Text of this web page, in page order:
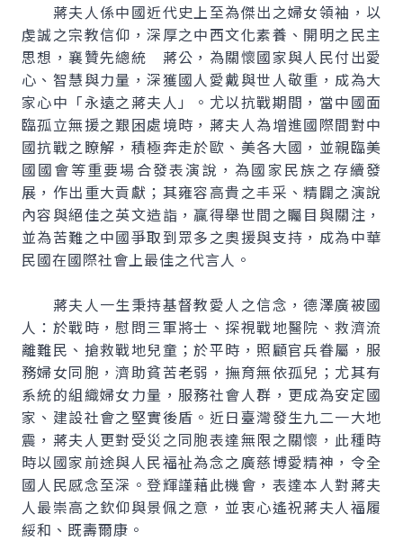
蔣夫人係中國近代史上至為傑出之婦女領袖，以
虔誠之宗教信仰，深厚之中西文化素養、開明之民主
思想，襄贊先總統 蔣公，為關懷國家與人民付出愛
心、智慧與力量，深獲國人愛戴與世人敬重，成為大
家心中「永遠之蔣夫人」。尤以抗戰期間，當中國面
臨孤立無援之艱困處境時，蔣夫人為增進國際間對中
國抗戰之瞭解，積極奔走於歐、美各大國，並親臨美
國國會等重要場合發表演說，為國家民族之存續發
展，作出重大貢獻；其雍容高貴之丰采、精闢之演說
內容與絕佳之英文造詣，贏得舉世間之矚目與關注，
並為苦難之中國爭取到眾多之奧援與支持，成為中華
民國在國際社會上最佳之代言人。
蔣夫人一生秉持基督教愛人之信念，德澤廣被國
人：於戰時，慰問三軍將士、探視戰地醫院、救濟流
離難民、搶救戰地兒童；於平時，照顧官兵眷屬，服
務婦女同胞，濟助貧苦老弱，撫育無依孤兒；尤其有
系統的組織婦女力量，服務社會人群，更成為安定國
家、建設社會之堅實後盾。近日臺灣發生九二一大地
震，蔣夫人更對受災之同胞表達無限之關懷，此種時
時以國家前途與人民福祉為念之廣慈博愛精神，令全
國人民感念至深。登輝謹藉此機會，表達本人對蔣夫
人最崇高之欽仰與景佩之意，並衷心遙祝蔣夫人福履
綏和、既壽爾康。